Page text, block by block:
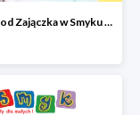
Prezenty od Zajączka w Smyku do -50%